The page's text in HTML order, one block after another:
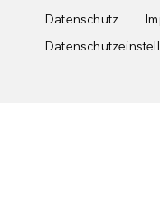
Datenschutz